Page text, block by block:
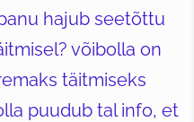
hajub seetõttu
võibolla on
täitmiseks
puudub tal info, et